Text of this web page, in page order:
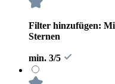
Filter hinzufügen:
Sternen
min. 3/5